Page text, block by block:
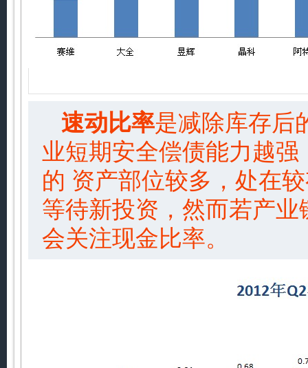
速动比率是减除库存后
业短期安全偿债能力越
的 资产部位较多，处在
等待新投资，然而若产
会关注现金比率。